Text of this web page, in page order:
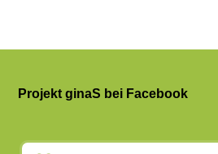
Projekt ginaS bei Facebook